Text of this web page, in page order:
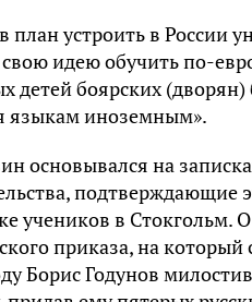
план устроить в России
идею обучить по-
детей боярских
языкам иноземным».
основывался на
подтверждающие
учеников в Стокгольм.
приказа, на
Борис Годунов